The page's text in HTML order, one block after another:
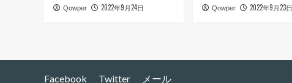
Qowper 2022年9月24日 Qowper 2022年9月23日
Facebook Twitter メール